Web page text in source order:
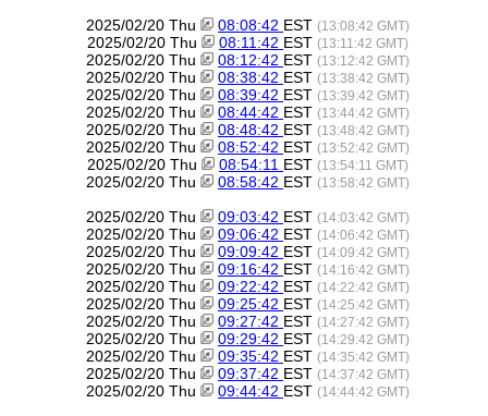
2025/02/20 Thu 08:08:42 EST (13:08:42 GMT)
2025/02/20 Thu 08:11:42 EST (13:11:42 GMT)
2025/02/20 Thu 08:12:42 EST (13:12:42 GMT)
2025/02/20 Thu 08:38:42 EST (13:38:42 GMT)
2025/02/20 Thu 08:39:42 EST (13:39:42 GMT)
2025/02/20 Thu 08:44:42 EST (13:44:42 GMT)
2025/02/20 Thu 08:48:42 EST (13:48:42 GMT)
2025/02/20 Thu 08:52:42 EST (13:52:42 GMT)
2025/02/20 Thu 08:54:11 EST (13:54:11 GMT)
2025/02/20 Thu 08:58:42 EST (13:58:42 GMT)
2025/02/20 Thu 09:03:42 EST (14:03:42 GMT)
2025/02/20 Thu 09:06:42 EST (14:06:42 GMT)
2025/02/20 Thu 09:09:42 EST (14:09:42 GMT)
2025/02/20 Thu 09:16:42 EST (14:16:42 GMT)
2025/02/20 Thu 09:22:42 EST (14:22:42 GMT)
2025/02/20 Thu 09:25:42 EST (14:25:42 GMT)
2025/02/20 Thu 09:27:42 EST (14:27:42 GMT)
2025/02/20 Thu 09:29:42 EST (14:29:42 GMT)
2025/02/20 Thu 09:35:42 EST (14:35:42 GMT)
2025/02/20 Thu 09:37:42 EST (14:37:42 GMT)
2025/02/20 Thu 09:44:42 EST (14:44:42 GMT)